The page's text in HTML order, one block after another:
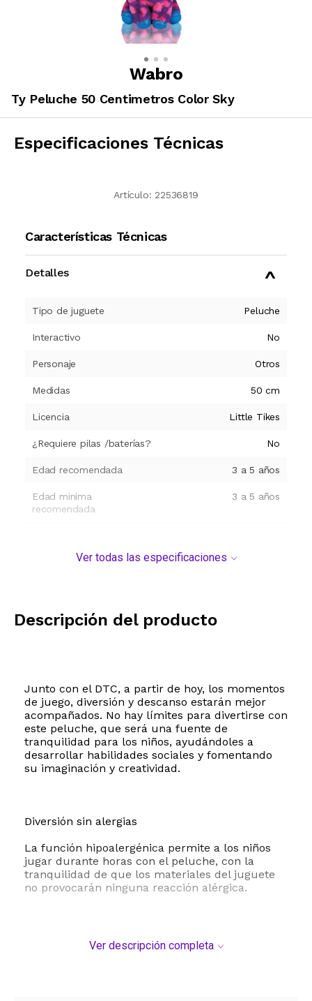
Wabro
Ty Peluche 50 Centimetros Color Sky
Especificaciones Técnicas
Artículo: 22536819
Características Técnicas
Detalles
Tipo de juguete Peluche
Interactivo No
Personaje Otros
Medidas 50 cm
Licencia Little Tikes
¿Requiere pilas /baterías? No
Edad recomendada 3 a 5 años
Edad minima
recomendada
3 a 5 años
Ver todas las especificaciones
Descripción del producto
Junto con el DTC, a partir de hoy, los momentos
de juego, diversión y descanso estarán mejor
acompañados. No hay límites para divertirse con
este peluche, que será una fuente de
tranquilidad para los niños, ayudándoles a
desarrollar habilidades sociales y fomentando
su imaginación y creatividad.
Diversión sin alergias
La función hipoalergénica permite a los niños
jugar durante horas con el peluche, con la
tranquilidad de que los materiales del juguete
no provocarán ninguna reacción alérgica.
Ver descripción completa